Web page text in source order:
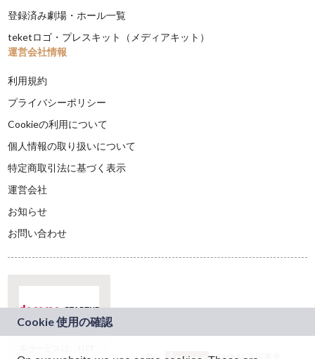
登録済み劇場・ホール一覧
teketロゴ・プレスキット（メディアキット）
運営会社情報
利用規約
プライバシーポリシー
Cookieの利用について
個人情報の取り扱いについて
特定商取引法に基づく表示
運営会社
お知らせ
お問い合わせ
JASRAC許諾番号：